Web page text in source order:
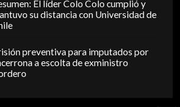
El líder Colo Colo cumplió y
su distancia con Universidad de
preventiva para imputados por
a escolta de exministro